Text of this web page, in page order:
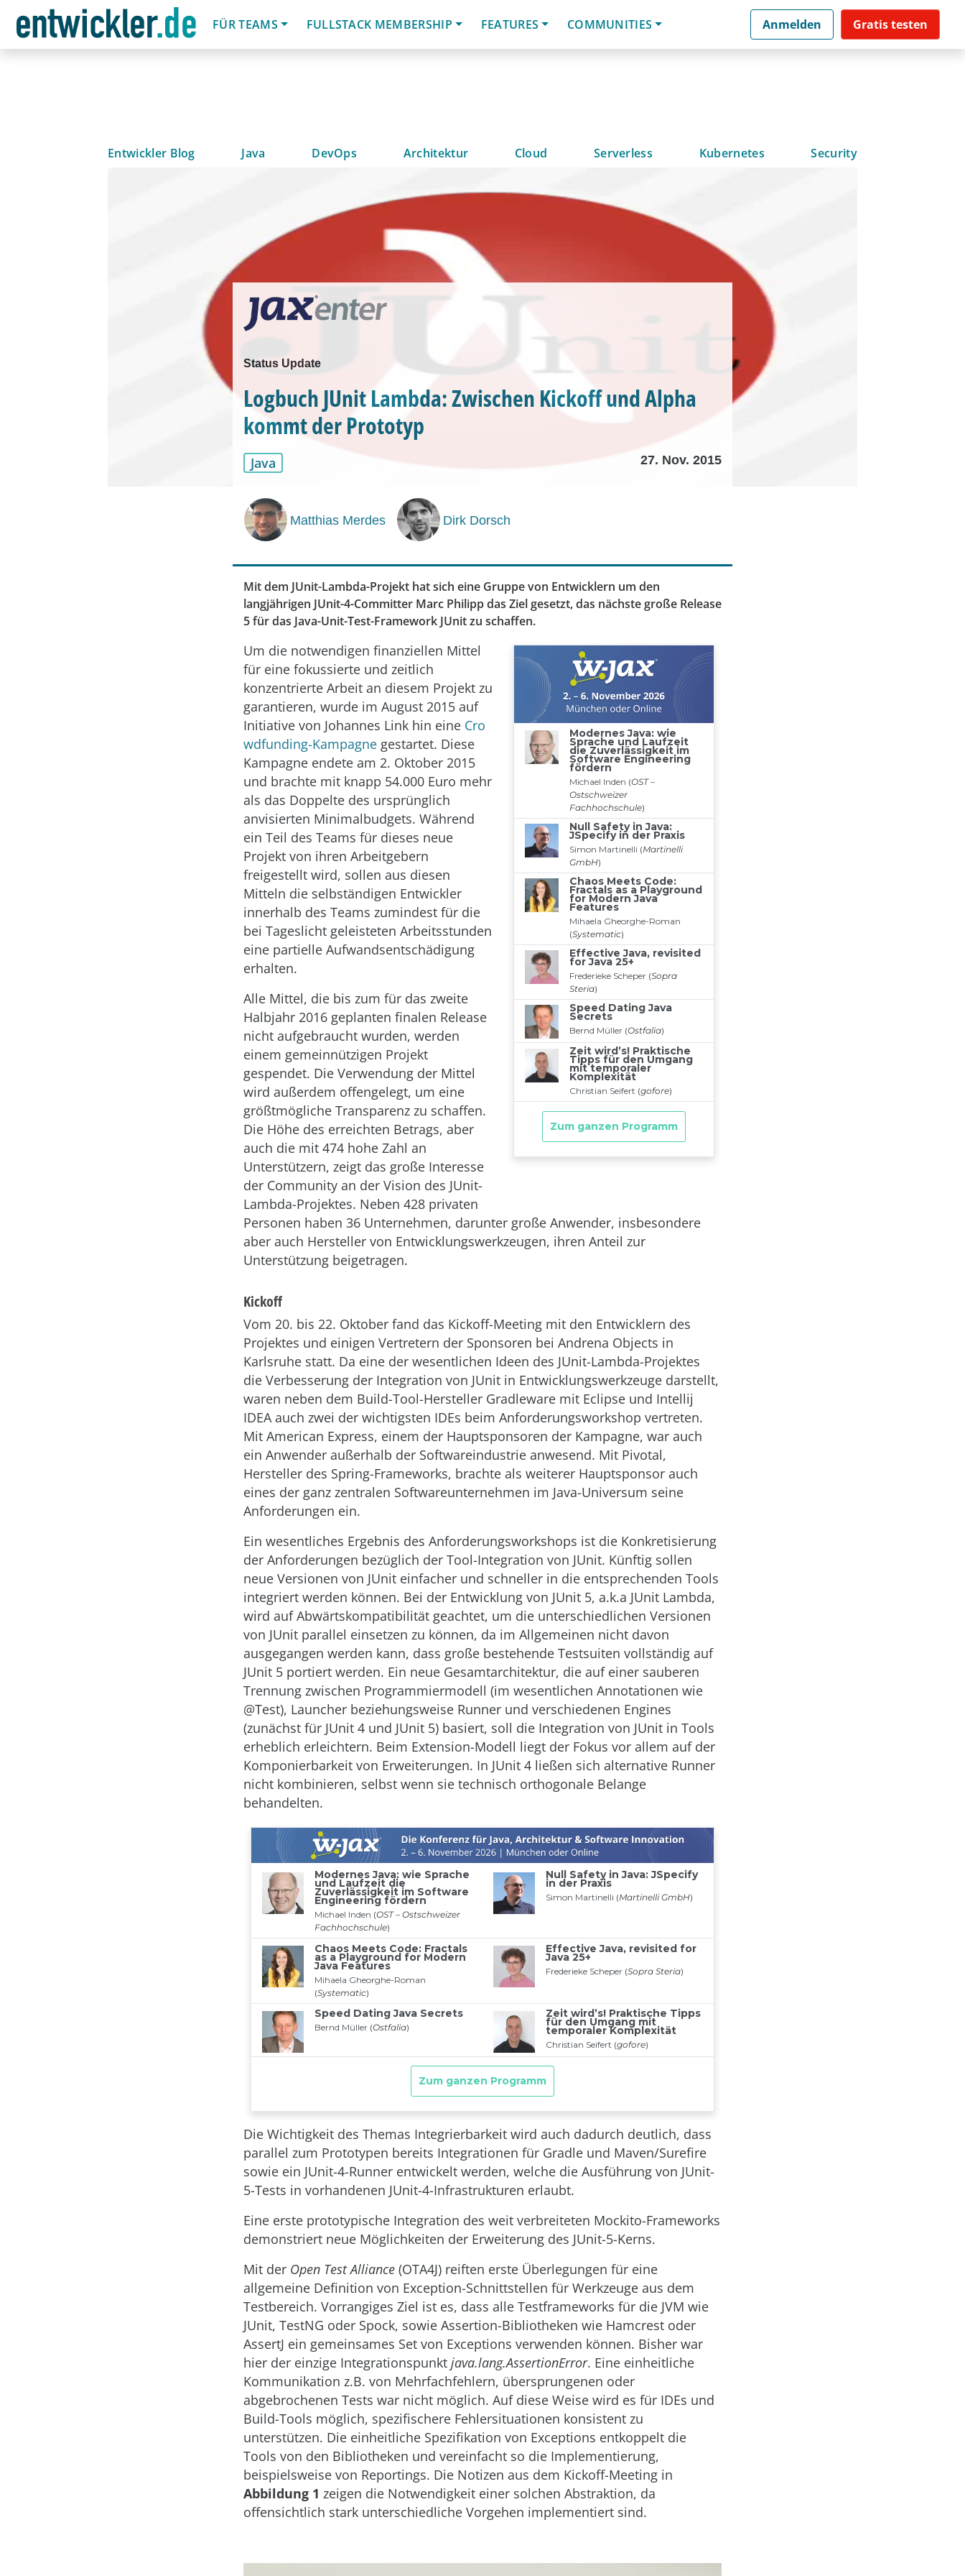
FÜR TEAMS
FULLSTACK MEMBERSHIP FEATURES COMMUNITIES Anmelden Gratis testen
Entwickler Blog Java DevOps Architektur Cloud Serverless Kubernetes Security
Status Update
Logbuch JUnit Lambda: Zwischen Kickoff und Alpha
kommt der Prototyp
Java 27. Nov. 2015
Matthias Merdes Dirk Dorsch
Mit dem JUnit-Lambda-Projekt hat sich eine Gruppe von Entwicklern um den
langjährigen JUnit-4-Committer Marc Philipp das Ziel gesetzt, das nächste große Release
5 für das Java-Unit-Test-Framework JUnit zu schaffen.
Um die notwendigen finanziellen Mittel
für eine fokussierte und zeitlich
konzentrierte Arbeit an diesem Projekt zu
garantieren, wurde im August 2015 auf
Initiative von Johannes Link hin eine Cro
wdfunding-Kampagne gestartet. Diese
Kampagne endete am 2. Oktober 2015
und brachte mit knapp 54.000 Euro mehr
als das Doppelte des ursprünglich
anvisierten Minimalbudgets. Während
ein Teil des Teams für dieses neue
Projekt von ihren Arbeitgebern
freigestellt wird, sollen aus diesen
Mitteln die selbständigen Entwickler
innerhalb des Teams zumindest für die
bei Tageslicht geleisteten Arbeitsstunden
eine partielle Aufwandsentschädigung
erhalten.
Alle Mittel, die bis zum für das zweite
Halbjahr 2016 geplanten finalen Release
nicht aufgebraucht wurden, werden
einem gemeinnützigen Projekt
gespendet. Die Verwendung der Mittel
wird außerdem offengelegt, um eine
größtmögliche Transparenz zu schaffen.
Die Höhe des erreichten Betrags, aber
auch die mit 474 hohe Zahl an
Unterstützern, zeigt das große Interesse
der Community an der Vision des JUnit-
Lambda-Projektes. Neben 428 privaten
Personen haben 36 Unternehmen, darunter große Anwender, insbesondere
aber auch Hersteller von Entwicklungswerkzeugen, ihren Anteil zur
Unterstützung beigetragen.
Kickoff
Vom 20. bis 22. Oktober fand das Kickoff-Meeting mit den Entwicklern des
Projektes und einigen Vertretern der Sponsoren bei Andrena Objects in
Karlsruhe statt. Da eine der wesentlichen Ideen des JUnit-Lambda-Projektes
die Verbesserung der Integration von JUnit in Entwicklungswerkzeuge darstellt,
waren neben dem Build-Tool-Hersteller Gradleware mit Eclipse und Intellij
IDEA auch zwei der wichtigsten IDEs beim Anforderungsworkshop vertreten.
Mit American Express, einem der Hauptsponsoren der Kampagne, war auch
ein Anwender außerhalb der Softwareindustrie anwesend. Mit Pivotal,
Hersteller des Spring-Frameworks, brachte als weiterer Hauptsponsor auch
eines der ganz zentralen Softwareunternehmen im Java-Universum seine
Anforderungen ein.
Ein wesentliches Ergebnis des Anforderungsworkshops ist die Konkretisierung
der Anforderungen bezüglich der Tool-Integration von JUnit. Künftig sollen
neue Versionen von JUnit einfacher und schneller in die entsprechenden Tools
integriert werden können. Bei der Entwicklung von JUnit 5, a.k.a JUnit Lambda,
wird auf Abwärtskompatibilität geachtet, um die unterschiedlichen Versionen
von JUnit parallel einsetzen zu können, da im Allgemeinen nicht davon
ausgegangen werden kann, dass große bestehende Testsuiten vollständig auf
JUnit 5 portiert werden. Ein neue Gesamtarchitektur, die auf einer sauberen
Trennung zwischen Programmiermodell (im wesentlichen Annotationen wie
@Test), Launcher beziehungsweise Runner und verschiedenen Engines
(zunächst für JUnit 4 und JUnit 5) basiert, soll die Integration von JUnit in Tools
erheblich erleichtern. Beim Extension-Modell liegt der Fokus vor allem auf der
Komponierbarkeit von Erweiterungen. In JUnit 4 ließen sich alternative Runner
nicht kombinieren, selbst wenn sie technisch orthogonale Belange
behandelten.
Die Wichtigkeit des Themas Integrierbarkeit wird auch dadurch deutlich, dass
parallel zum Prototypen bereits Integrationen für Gradle und Maven/Surefire
sowie ein JUnit-4-Runner entwickelt werden, welche die Ausführung von JUnit-
5-Tests in vorhandenen JUnit-4-Infrastrukturen erlaubt.
Eine erste prototypische Integration des weit verbreiteten Mockito-Frameworks
demonstriert neue Möglichkeiten der Erweiterung des JUnit-5-Kerns.
Mit der Open Test Alliance (OTA4J) reiften erste Überlegungen für eine
allgemeine Definition von Exception-Schnittstellen für Werkzeuge aus dem
Testbereich. Vorrangiges Ziel ist es, dass alle Testframeworks für die JVM wie
JUnit, TestNG oder Spock, sowie Assertion-Bibliotheken wie Hamcrest oder
AssertJ ein gemeinsames Set von Exceptions verwenden können. Bisher war
hier der einzige Integrationspunkt java.lang.AssertionError. Eine einheitliche
Kommunikation z.B. von Mehrfachfehlern, übersprungenen oder
abgebrochenen Tests war nicht möglich. Auf diese Weise wird es für IDEs und
Build-Tools möglich, spezifischere Fehlersituationen konsistent zu
unterstützen. Die einheitliche Spezifikation von Exceptions entkoppelt die
Tools von den Bibliotheken und vereinfacht so die Implementierung,
beispielsweise von Reportings. Die Notizen aus dem Kickoff-Meeting in
Abbildung 1 zeigen die Notwendigkeit einer solchen Abstraktion, da
offensichtlich stark unterschiedliche Vorgehen implementiert sind.